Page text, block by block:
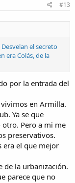
#13
Desvelan el secreto
era Colás, de la
por la entrada del
en Armilla.
Ya se que
otro. Pero a mi me
preservativos.
era el que mejor
de la urbanización.
parece que no